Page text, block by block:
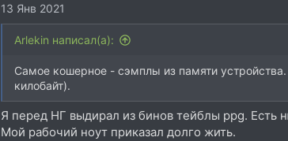
13 Янв 2021
Arlekin написал(а):
Самое кошерное - сэмплы из памяти
килобайт).
Я перед НГ выдирал из бинов тейблы ppg. Есть
Мой рабочий ноут приказал долго жить.